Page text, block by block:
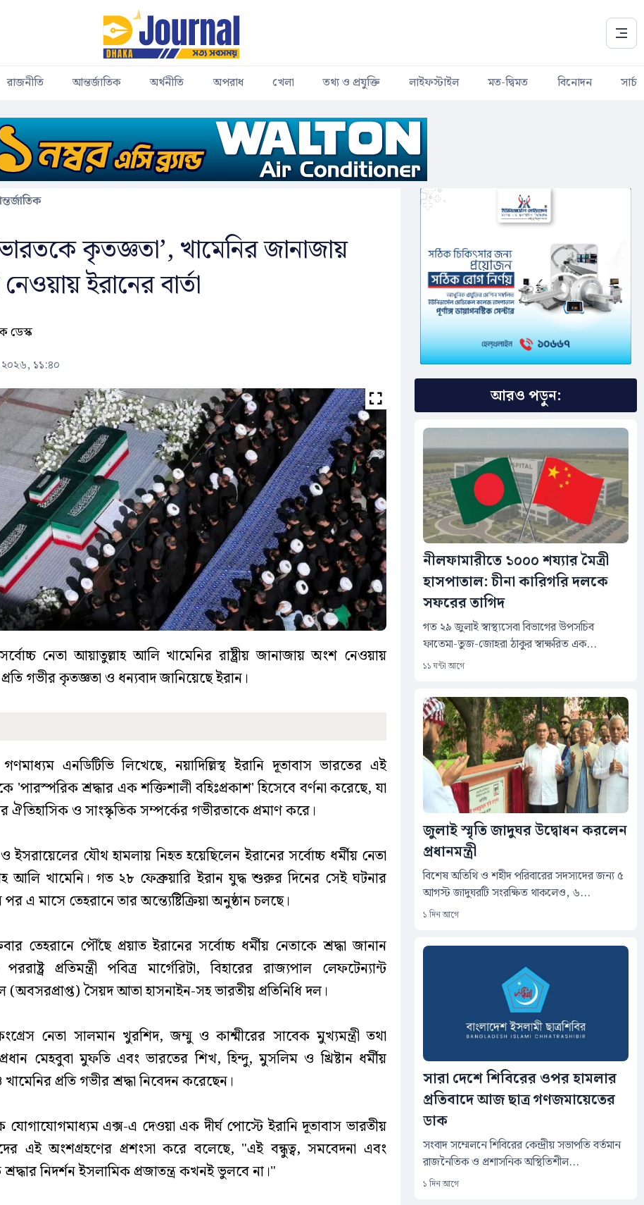
রাজনীতি আন্তর্জাতিক অর্থনীতি অপরাধ খেলা তথ্য ও প্রযুক্তি লাইফস্টাইল মত-দ্বিমত বিনোদন সার্চ
ভারতকে কৃতজ্ঞতা’, খামেনির জানাজায়
ইরানের বার্তা
ডেস্ক
১১:৪০
নেতা আয়াতুল্লাহ আলি খামেনির রাষ্ট্রীয় জানাজায় অংশ নেওয়ায়
গভীর কৃতজ্ঞতা ও ধন্যবাদ জানিয়েছে ইরান।
এনডিটিভি লিখেছে, নয়াদিল্লিস্থ ইরানি দূতাবাস ভারতের এই
'পারস্পরিক শ্রদ্ধার এক শক্তিশালী বহিঃপ্রকাশ' হিসেবে বর্ণনা করেছে, যা
ঐতিহাসিক ও সাংস্কৃতিক সম্পর্কের গভীরতাকে প্রমাণ করে।
ও ইসরায়েলের যৌথ হামলায় নিহত হয়েছিলেন ইরানের সর্বোচ্চ ধর্মীয় নেতা
আলি খামেনি। গত ২৮ ফেব্রুয়ারি ইরান যুদ্ধ শুরুর দিনের সেই ঘটনার
এ মাসে তেহরানে তার অন্ত্যেষ্টিক্রিয়া অনুষ্ঠান চলছে।
তেহরানে পৌঁছে প্রয়াত ইরানের সর্বোচ্চ ধর্মীয় নেতাকে শ্রদ্ধা জানান
প্রতিমন্ত্রী পবিত্র মার্গেরিটা, বিহারের রাজ্যপাল লেফটেন্যান্ট
(অবসরপ্রাপ্ত) সৈয়দ আতা হাসনাইন-সহ ভারতীয় প্রতিনিধি দল।
নেতা সালমান খুরশিদ, জম্মু ও কাশ্মীরের সাবেক মুখ্যমন্ত্রী তথা
মেহবুবা মুফতি এবং ভারতের শিখ, হিন্দু, মুসলিম ও খ্রিষ্টান ধর্মীয়
প্রতি গভীর শ্রদ্ধা নিবেদন করেছেন।
যোগাযোগমাধ্যম এক্স-এ দেওয়া এক দীর্ঘ পোস্টে ইরানি দূতাবাস ভারতীয়
এই অংশগ্রহণের প্রশংসা করে বলেছে, "এই বন্ধুত্ব, সমবেদনা এবং
নিদর্শন ইসলামিক প্রজাতন্ত্র কখনই ভুলবে না।"
আরও পড়ুন:
নীলফামারীতে ১০০০ শয্যার মৈত্রী
হাসপাতাল: চীনা কারিগরি দলকে
সফরের তাগিদ
গত ২৯ জুলাই স্বাস্থ্যসেবা বিভাগের উপসচিব
ফাতেমা-তুজ-জোহরা ঠাকুর স্বাক্ষরিত এক...
১১ ঘন্টা আগে
জুলাই স্মৃতি জাদুঘর উদ্বোধন করলেন
প্রধানমন্ত্রী
বিশেষ অতিথি ও শহীদ পরিবারের সদস্যদের জন্য ৫
আগস্ট জাদুঘরটি সংরক্ষিত থাকলেও, ৬...
১ দিন আগে
সারা দেশে শিবিরের ওপর হামলার
প্রতিবাদে আজ ছাত্র গণজমায়েতের
ডাক
সংবাদ সম্মেলনে শিবিরের কেন্দ্রীয় সভাপতি বর্তমান
রাজনৈতিক ও প্রশাসনিক অস্থিতিশীল...
১ দিন আগে